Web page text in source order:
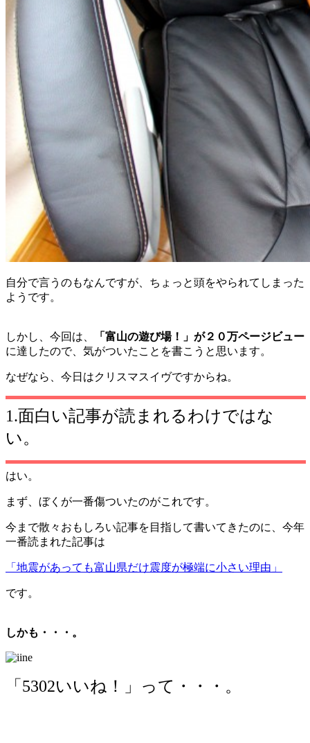
自分で言うのもなんですが、ちょっと頭をやられてしまった
ようです。
しかし、今回は、
「富山の遊び場！」が２０万ページビュー
に達したので、気がついたことを書こうと思います。
なぜなら、今日はクリスマスイヴですからね。
1.面白い記事が読まれるわけではな
い。
はい。
まず、ぼくが一番傷ついたのがこれです。
今まで散々おもしろい記事を目指して書いてきたのに、今年
一番読まれた記事は
「地震があっても富山県だけ震度が極端に小さい理由」
です。
しかも・・・。
「5302いいね！」って・・・。